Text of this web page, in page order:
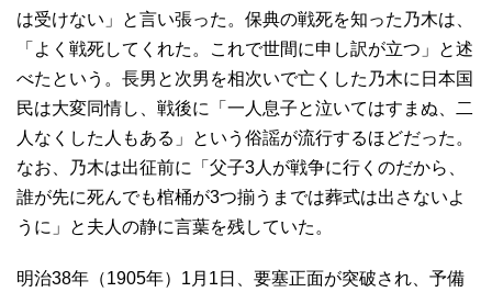
は受けない」と言い張った。保典の戦死を知った乃木は、
「よく戦死してくれた。これで世間に申し訳が立つ」と述
べたという。長男と次男を相次いで亡くした乃木に日本国
民は大変同情し、戦後に「一人息子と泣いてはすまぬ、二
人なくした人もある」という俗謡が流行するほどだった。
なお、乃木は出征前に「父子3人が戦争に行くのだから、
誰が先に死んでも棺桶が3つ揃うまでは葬式は出さないよ
うに」と夫人の静に言葉を残していた。
明治38年（1905年）1月1日、要塞正面が突破され、予備